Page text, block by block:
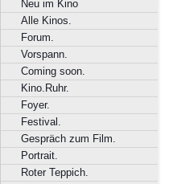
Neu im Kino
Alle Kinos.
Forum.
Vorspann.
Coming soon.
Kino.Ruhr.
Foyer.
Festival.
Gespräch zum Film.
Portrait.
Roter Teppich.